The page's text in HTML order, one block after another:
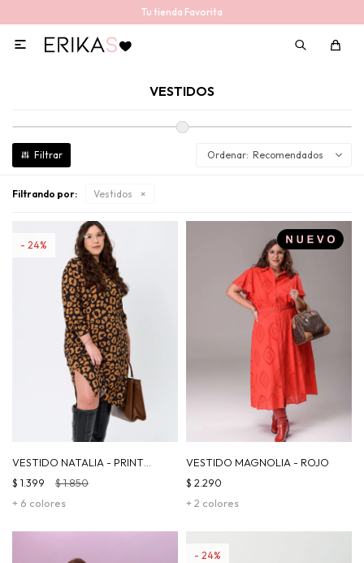
Tu tienda Favorita

VESTIDOS
Recomendados
Filtrando por: Vestidos
VESTIDO NATALIA - PRINT
MARRÓN
+ 6 colores
$ 1.399 $1.850
24
VESTIDO MAGNOLIA - ROJO
+ 2 colores
$ 2.290
24